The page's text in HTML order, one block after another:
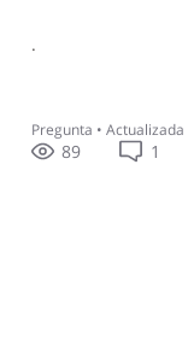
.
Pregunta • Actualizada
89 1